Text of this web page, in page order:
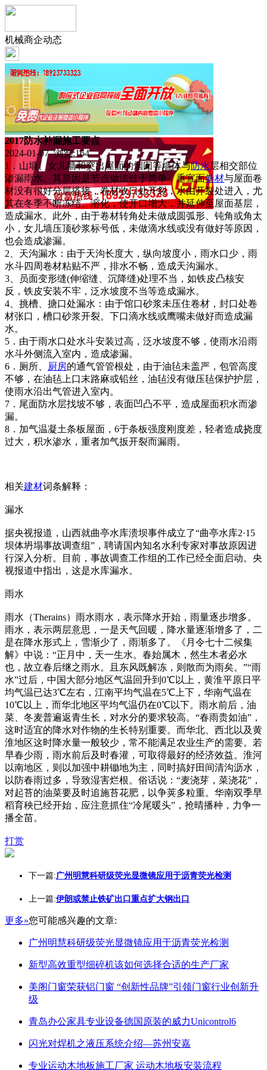
机械商企动态
2017防水补漏施工要点
2024-01-07 浏览:164
1．山墙、女儿墙和突出屋面的烟囱等墙体与防水层相交部位
渗漏雨水。其原因是节点做法过于简单，垂宣面卷材与屋面卷
材没有很好分层搭接，卷材收口处开裂，水由开裂处进入，尤
其在冬季不断冻结、溶化，使开口增大．并延伸至屋面基层，
造成漏水。此外，由于卷材转角处未做成圆弧形、钝角或角太
小，女儿墙压顶砂浆标号低，未做滴水线或没有做好等原因，
也会造成渗漏。
2、天沟漏水：由于天沟长度大，纵向坡度小，雨水口少，雨
水斗四周卷材粘贴不严，排水不畅，造成天沟漏水。
3、员面变形缝(伸缩缝、沉降缝)处理不当，如铁皮凸核安
反，铁皮安装不牢，泛水坡度不当等造成漏水。
4、挑槽、搪口处漏水：由于馆口砂浆未压住卷材，封口处卷
材张口，槽口砂浆开裂。下口滴水线或鹰嘴未做好而造成漏
水。
5．由于雨水口处水斗安装过高，泛水坡度不够，使雨水沿雨
水斗外侧流入室内，造成渗漏。
6．厕所、
厨房的通气管管根处，由于油毡未盖严，包管高度
不够，在油毡上口末路麻或铅丝，油毡没有做压毡保护护层，
使雨水沿出气管进入室内。
7．尾面防水层找坡不够，表面凹凸不平，造成屋面积水而渗
漏。
8．加气温凝土条板屋面，6于条板强度刚度差，轻者造成挠度
过大，积水渗水，重者加气扳开裂而漏雨。
相关建材词条解释：
漏水
据央视报道，山西就曲亭水库溃坝事件成立了“曲亭水库2·15
坝体坍塌事故调查组”，聘请国内知名水利专家对事故原因进
行深入分析。目前，事故调查工作组的工作已经全面启动。央
视报道中指出，这是水库漏水。
雨水
雨水（Therains）雨水雨水，表示降水开始，雨量逐步增多。
雨水，表示两层意思，一是天气回暖，降水量逐渐增多了，二
是在降水形式上，雪渐少了，雨渐多了。《月令七十二候集
解》中说：“正月中，天一生水。春始属木，然生木者必水
也，故立春后继之雨水。且东风既解冻，则散而为雨矣。”“雨
水”过后，中国大部分地区气温回升到0℃以上，黄淮平原日平
均气温已达3℃左右，江南平均气温在5℃上下，华南气温在
10℃以上，而华北地区平均气温仍在0℃以下。雨水前后，油
菜、冬麦普遍返青生长，对水分的要求较高。“春雨贵如油”，
这时适宜的降水对作物的生长特别重要。而华北、西北以及黄
淮地区这时降水量一般较少，常不能满足农业生产的需要。若
早春少雨，雨水前后及时春灌，可取得最好的经济效益。淮河
以南地区，则以加强中耕锄地为主，同时搞好田间清沟沥水，
以防春雨过多，导致湿害烂根。俗话说：“麦浇芽，菜浇花”，
对起苔的油菜要及时追施苔花肥，以争荚多粒重。华南双季早
稻育秧已经开始，应注意抓住“冷尾暖头”，抢晴播种，力争一
播全苗。
打赏
下一篇:广州明慧科研级荧光显微镜应用于沥青荧光检测
上一篇:伊朗或禁止铁矿出口重点扩大钢出口
更多»您可能感兴趣的文章:
广州明慧科研级荧光显微镜应用于沥青荧光检测
新型高效重型细碎机该如何选择合适的生产厂家
美阁门窗荣获铝门窗 “创新性品牌”引领门窗行业创新升
级
青岛办公家具专业设备德国原装的威力Unicontrol6
闪光对焊机之液压系统介绍—苏州安嘉
专业运动木地板施工厂家 运动木地板安装流程